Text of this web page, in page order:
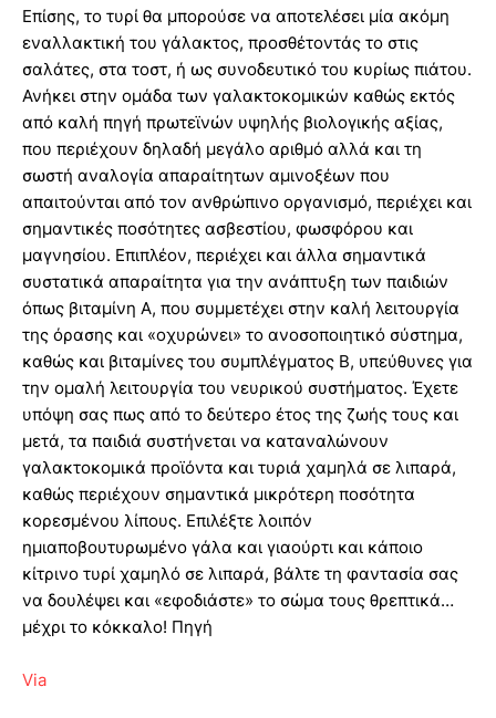
Επίσης, το τυρί θα μπορούσε να αποτελέσει μία ακόμη
εναλλακτική του γάλακτος, προσθέτοντάς το στις
σαλάτες, στα τοστ, ή ως συνοδευτικό του κυρίως πιάτου.
Ανήκει στην ομάδα των γαλακτοκομικών καθώς εκτός
από καλή πηγή πρωτεϊνών υψηλής βιολογικής αξίας,
που περιέχουν δηλαδή μεγάλο αριθμό αλλά και τη
σωστή αναλογία απαραίτητων αμινοξέων που
απαιτούνται από τον ανθρώπινο οργανισμό, περιέχει και
σημαντικές ποσότητες ασβεστίου, φωσφόρου και
μαγνησίου. Επιπλέον, περιέχει και άλλα σημαντικά
συστατικά απαραίτητα για την ανάπτυξη των παιδιών
όπως βιταμίνη Α, που συμμετέχει στην καλή λειτουργία
της όρασης και «οχυρώνει» το ανοσοποιητικό σύστημα,
καθώς και βιταμίνες του συμπλέγματος Β, υπεύθυνες για
την ομαλή λειτουργία του νευρικού συστήματος. Έχετε
υπόψη σας πως από το δεύτερο έτος της ζωής τους και
μετά, τα παιδιά συστήνεται να καταναλώνουν
γαλακτοκομικά προϊόντα και τυριά χαμηλά σε λιπαρά,
καθώς περιέχουν σημαντικά μικρότερη ποσότητα
κορεσμένου λίπους. Επιλέξτε λοιπόν
ημιαποβουτυρωμένο γάλα και γιαούρτι και κάποιο
κίτρινο τυρί χαμηλό σε λιπαρά, βάλτε τη φαντασία σας
να δουλέψει και «εφοδιάστε» το σώμα τους θρεπτικά…
μέχρι το κόκκαλο! Πηγή
Via